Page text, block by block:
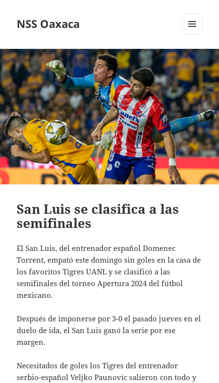
NSS Oaxaca
WIDGETS
San Luis se clasifica a las
semifinales
El San Luis, del entrenador español Domenec
Torrent, empató este domingo sin goles en la casa de
los favoritos Tigres UANL y se clasificó a las
semifinales del torneo Apertura 2024 del fútbol
mexicano.
Después de imponerse por 3-0 el pasado jueves en el
duelo de ida, el San Luis ganó la serie por ese
margen.
Necesitados de goles los Tigres del entrenador
serbio-español Veljko Paunovic salieron con todo y